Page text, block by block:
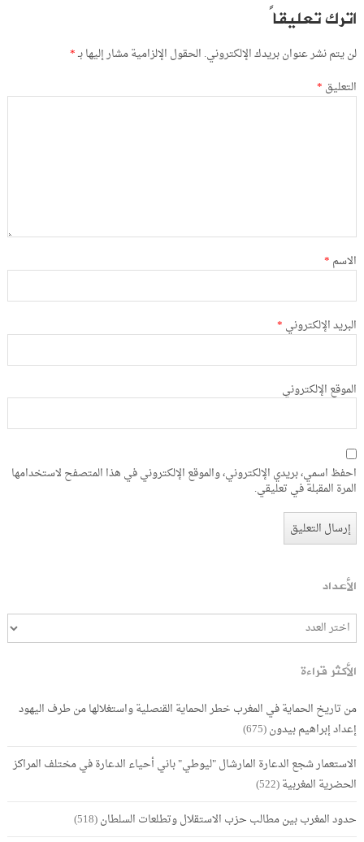
اترك تعليقاً
لن يتم نشر عنوان بريدك الإلكتروني. الحقول الإلزامية مشار إليها بـ*
التعليق *
الاسم *
البريد الإلكتروني *
الموقع الإلكتروني
احفظ اسمي، بريدي الإلكتروني، والموقع الإلكتروني في هذا المتصفح لاستخدامها
المرة المقبلة في تعليقي.
الأعداد
الأكثر قراءة
من تاريخ الحماية في المغرب خطر الحماية القنصلية واستغلالها من طرف اليهود
إعداد إبراهيم بيدون(675)
الاستعمار شجع الدعارة المارشال "ليوطي" باني أحياء الدعارة في مختلف المراكز
الحضرية المغربية(522)
حدود المغرب بين مطالب حزب الاستقلال وتطلعات السلطان(518)